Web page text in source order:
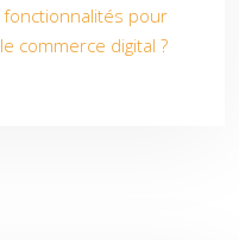
fonctionnalités pour
le commerce digital ?